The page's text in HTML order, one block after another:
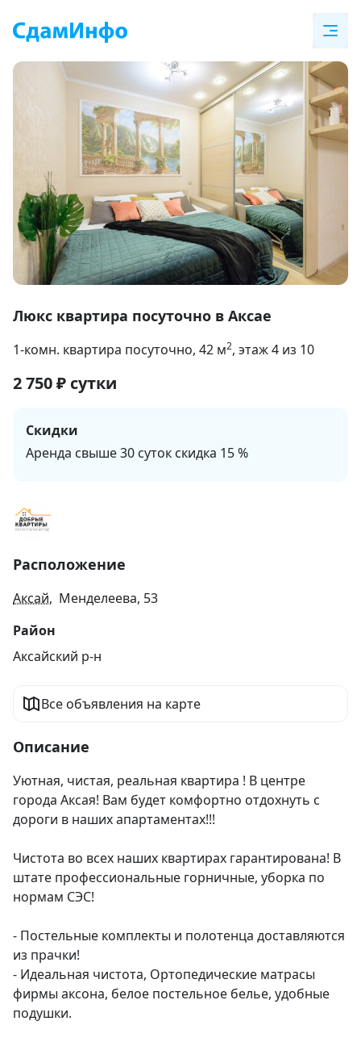
1
18
Люкс квартира посуточно в Аксае
1-комн. квартира посуточно, 42 м2, этаж 4 из 10
2 750₽ сутки
Скидки
Аренда свыше 30 суток скидка 15 %
Расположение
Аксай, Менделеева, 53
Район
Аксайский р-н
Все объявления на карте
Описание
Уютная, чистая, реальная квартира ! В центре
города Аксая! Вам будет комфортно отдохнуть с
дороги в наших апартаментах!!!
Чистота во всех наших квартирах гарантирована! В
штате профессиональные горничные, уборка по
нормам СЭС!
- Постельные комплекты и полотенца доставляются
из прачки!
- Идеальная чистота, Ортопедические матрасы
фирмы аксона, белое постельное белье, удобные
подушки.